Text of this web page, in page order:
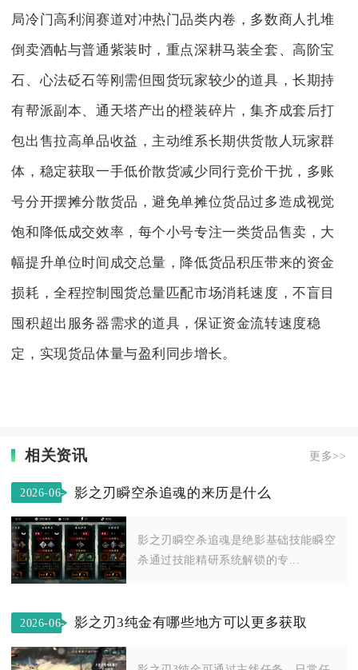
局冷门高利润赛道对冲热门品类内卷，多数商人扎堆
倒卖酒帖与普通紫装时，重点深耕马装全套、高阶宝
石、心法砭石等刚需但囤货玩家较少的道具，长期持
有帮派副本、通天塔产出的橙装碎片，集齐成套后打
包出售拉高单品收益，主动维系长期供货散人玩家群
体，稳定获取一手低价散货减少同行竞价干扰，多账
号分开摆摊分散货品，避免单摊位货品过多造成视觉
饱和降低成交效率，每个小号专注一类货品售卖，大
幅提升单位时间成交总量，降低货品积压带来的资金
损耗，全程控制囤货总量匹配市场消耗速度，不盲目
囤积超出服务器需求的道具，保证资金流转速度稳
定，实现货品体量与盈利同步增长。
相关资讯 更多>>
2026-06-
影之刃瞬空杀追魂的来历是什么
影之刃瞬空杀追魂是绝影基础技能瞬空
杀通过技能精研系统解锁的专...
2026-06-
影之刃3纯金有哪些地方可以更多获取